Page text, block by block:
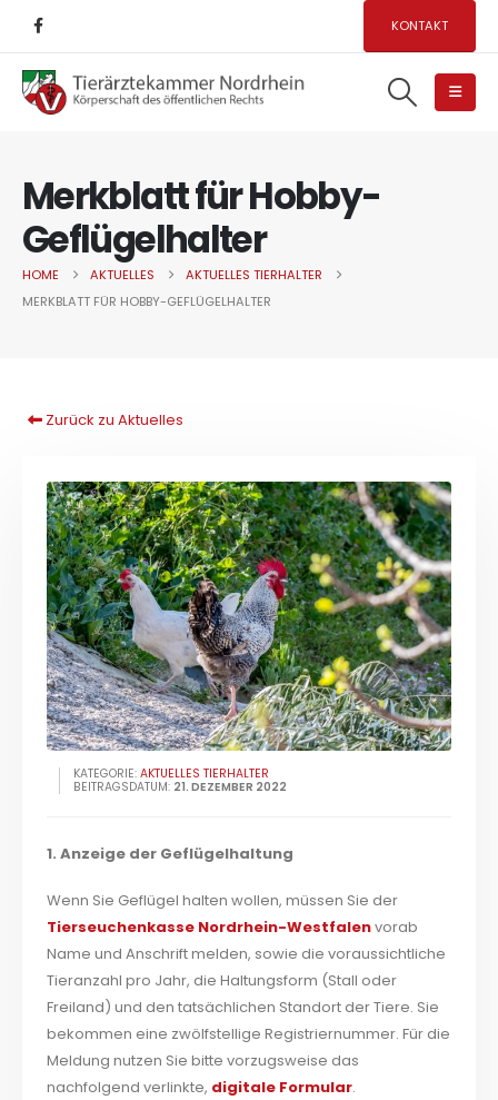
KONTAKT
Merkblatt für Hobby-
Geflügelhalter
HOME AKTUELLES
AKTUELLES TIERHALTER
MERKBLATT FÜR HOBBY-GEFLÜGELHALTER
Zurück zu Aktuelles
KATEGORIE: AKTUELLES TIERHALTER
BEITRAGSDATUM: 21. DEZEMBER 2022
1. Anzeige der Geflügelhaltung
Wenn Sie Geflügel halten wollen, müssen Sie der
Tierseuchenkasse Nordrhein-Westfalenvorab
Name und Anschrift melden, sowie die voraussichtliche
Tieranzahl pro Jahr, die Haltungsform (Stall oder
Freiland) und den tatsächlichen Standort der Tiere. Sie
bekommen eine zwölfstellige Registriernummer. Für die
Meldung nutzen Sie bitte vorzugsweise das
nachfolgend verlinkte, digitale Formular.